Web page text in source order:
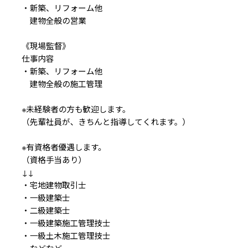
・新築、リフォーム他
建物全般の営業
《現場監督》
仕事内容
・新築、リフォーム他
建物全般の施工管理
※未経験者の方も歓迎します。
（先輩社員が、きちんと指導してくれます。）
※有資格者優遇します。
（資格手当あり）
↓↓
・宅地建物取引士
・一級建築士
・二級建築士
・一級建築施工管理技士
・一級土木施工管理技士